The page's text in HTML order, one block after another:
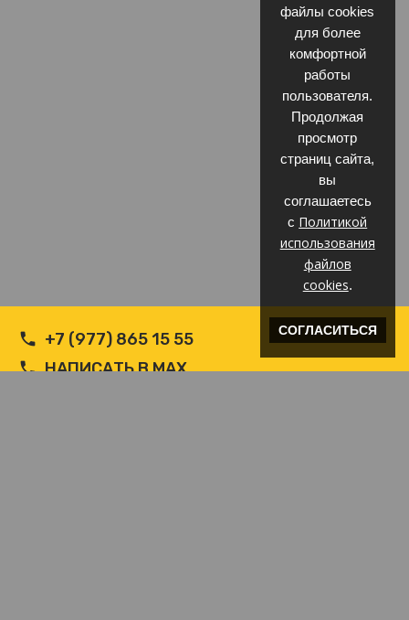
+7 (977) 865 15 55
НАПИСАТЬ В MAX
файлы cookies
для более
комфортной
работы
пользователя.
Продолжая
просмотр
страниц сайта,
вы
соглашаетесь
с Политикой
использования
файлов
cookies.
СОГЛАСИТЬСЯ